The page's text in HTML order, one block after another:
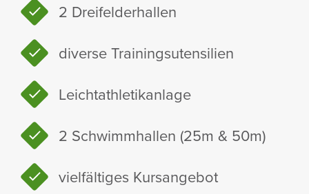
2 Drei­fel­der­hallen
diverse Trai­ningsu­ten­si­lien
Leicht­ath­le­tik­an­lage
2 Schwimm­hallen (25m & 50m)
viel­fäl­tiges Kurs­an­gebot